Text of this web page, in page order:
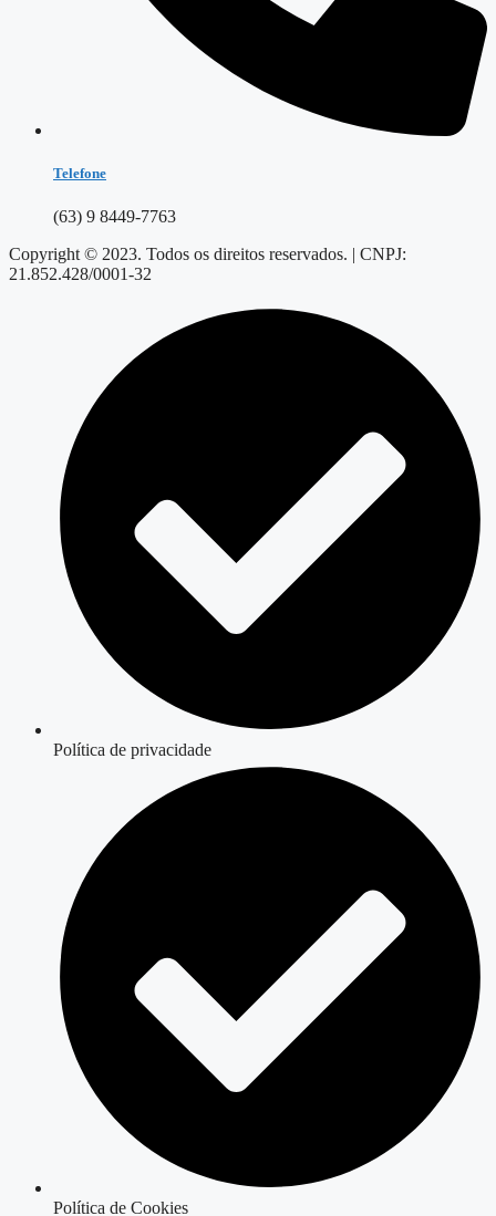
Telefone
(63) 9 8449-7763
Copyright © 2023. Todos os direitos reservados. | CNPJ:
21.852.428/0001-32
Política de privacidade
Política de Cookies